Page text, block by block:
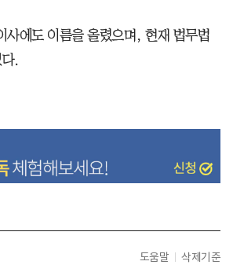
사에도 이름을 올렸으며, 현재 법무법
.
도움말 삭제기준